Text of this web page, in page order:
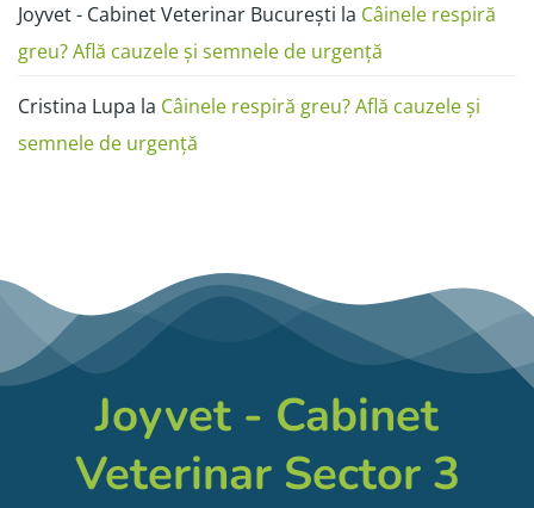
Joyvet - Cabinet Veterinar București la Câinele respiră
greu? Află cauzele și semnele de urgență
Cristina Lupa la Câinele respiră greu? Află cauzele și
semnele de urgență
Joyvet - Cabinet
Veterinar Sector 3